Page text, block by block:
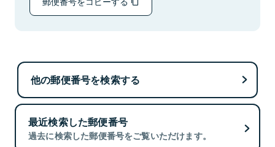
他の郵便番号を検索する
最近検索した郵便番号
過去に検索した郵便番号をご覧いただけます。